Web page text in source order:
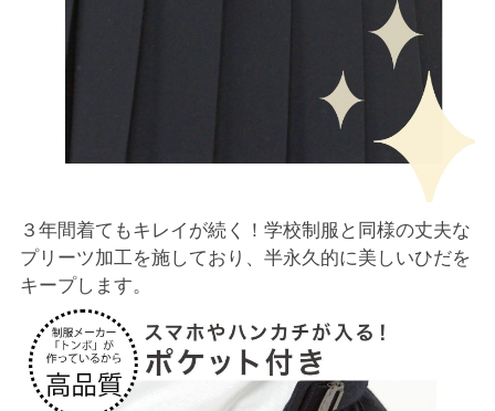
３年間着てもキレイが続く！学校制服と同様の丈夫な
プリーツ加工を施しており、半永久的に美しいひだを
キープします。